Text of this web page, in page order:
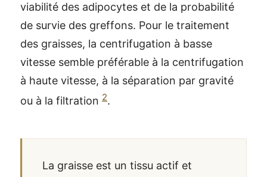
viabilité des adipocytes et de la probabilité
de survie des greffons. Pour le traitement
des graisses, la centrifugation à basse
vitesse semble préférable à la centrifugation
à haute vitesse, à la séparation par gravité
ou à la filtration 2.
La graisse est un tissu actif et